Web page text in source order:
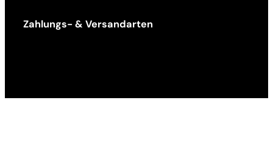
Zahlungs- & Versandarten